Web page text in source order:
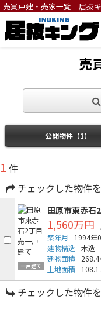
売買戸建・売家一覧｜居抜
売
公開物件（1）
1 件
チェックした物件を
一戸建て
田原市東赤石
1,560万円
築年月 1994年
建物構造 木造
建物面積
土地面積
チェックした物件を